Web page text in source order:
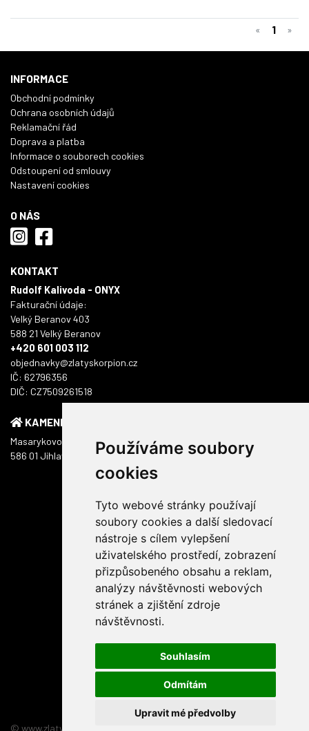
Používáme soubory
cookies
Tyto webové stránky používají
soubory cookies a další sledovací
nástroje s cílem vylepšení
uživatelského prostředí, zobrazení
přizpůsobeného obsahu a reklam,
analýzy návštěvnosti webových
stránek a zjištění zdroje
návštěvnosti.
Souhlasím
Odmítám
Upravit mé předvolby
« 1 »
INFORMACE
Obchodní podmínky
Ochrana osobních údajů
Reklamační řád
Doprava a platba
Informace o souborech cookies
Odstoupení od smlouvy
Nastavení cookies
O NÁS
KONTAKT
Rudolf Kalivoda - ONYX
Fakturační údaje:
Velký Beranov 403
588 21 Velký Beranov
+420 601 003 112
objednavky@zlatyskorpion.cz
IČ: 62796356
DIČ: CZ7509261518
KAMENNÁ PRODEJNA
Masarykovo náměstí 1217/51
586 01 Jihlava
© www.zlatyskorpion.cz 2026